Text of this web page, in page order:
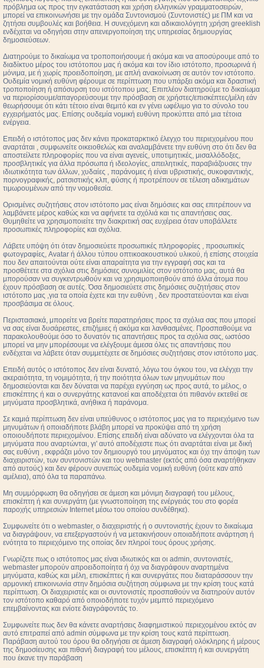
πρόβλημα ως προς την εγκατάσταση και χρήση ελληνικών γραμματοσειρών,
μπορεί να επικοινωνήσει με την ομάδα Συντονισμού (Συντονιστές) με ΠΜ και να
ζητήσει συμβουλές και βοήθεια. Η συνεχόμενη και αδικαιολόγητη χρήση greeklish
ενδέχεται να οδηγήσει στην απενεργοποίηση της υπηρεσίας δημιουργίας
δημοσιεύσεων.
Διατηρούμε το δικαίωμα να τροποποιήσουμε ή ακόμα και να αποσύρουμε από το
διαδίκτυο μέρος του ιστότοπου μας ή ακόμα και τον ίδιο ιστότοπο, προσωρινά ή
μόνιμα, με ή χωρίς προειδοποίηση, με απλή ανακοίνωση σε αυτόν τον ιστότοπο.
Ουδεμία νομική ευθύνη φέρουμε σε περίπτωση που υπάρξει ακόμα και δραστική
τροποποίηση ή απόσυρση του ιστότοπου μας. Επιπλέον διατηρούμε το δικαίωμα
να περιορίσουμε/απαγορεύσουμε την πρόσβαση σε χρήστες/επισκέπτες/μέλη εάν
θεωρήσουμε ότι κάτι τέτοιο είναι θεμιτό και εν γένει ωφέλιμο για το σύνολο του
εγχειρήματός μας. Επίσης ουδεμία νομική ευθύνη προκύπτει από μια τέτοια
ενέργεια.
Επειδή ο ιστότοπος μας δεν κάνει προκαταρκτικό έλεγχο του περιεχομένου που
αναρτάται , συμφωνείτε οικειοθελώς και αναλαμβάνετε την ευθύνη στο ότι δεν θα
αποστείλετε πληροφορίες που να είναι αγενείς, υποτιμητικές, μισαλλόδοξες,
προσβλητικές για άλλα πρόσωπα ή ιδεολογίες, απειλητικές, παραβιάζουσες την
ιδιωτικότητα των άλλων, χυδαίες , παράνομες ή είναι υβριστικής, συκοφαντικής,
πορνογραφικής, ρατσιστικής κλπ, φύσης ή προτρέπουν σε τέλεση αδικημάτων
τιμωρουμένων από την νομοθεσία.
Ορισμένες συζητήσεις στον ιστότοπο μας είναι δημόσιες και σας επιτρέπουν να
λαμβάνετε μέρος καθώς και να αφήνετε τα σχόλιά και τις απαντήσεις σας.
Θυμηθείτε να χρησιμοποιείτε την διακριτική σας ευχέρεια όταν υποβάλλετε
προσωπικές πληροφορίες και σχόλια.
Λάβετε υπόψη ότι όταν δημοσιεύετε προσωπικές πληροφορίες , προσωπικές
φωτογραφίες, Avatar ή άλλου τύπου οπτικοακουστικού υλικού, ή επίσης στοιχεία
που δεν απαιτούνται ούτε είναι απαραίτητα για την εγγραφή σας και τα
προσθέτετε στα σχόλια στις δημόσιες συνομιλίες στον ιστότοπο μας, αυτά θα
μπορούσαν να συγκεντρωθούν και να χρησιμοποιηθούν από άλλα άτομα που
έχουν πρόσβαση σε αυτές. Όσα δημοσιεύετε στις δημόσιες συζητήσεις στον
ιστότοπο μας ,για τα οποία έχετε και την ευθύνη , δεν προστατεύονται και είναι
προσβάσιμα σε όλους.
Περιστασιακά, μπορείτε να βρείτε παρατηρήσεις προς τα σχόλια σας που μπορεί
να σας είναι δυσάρεστες, επιζήμιες ή ακόμα και λανθασμένες. Προσπαθούμε να
παρακολουθούμε όσο το δυνατόν τις απαντήσεις προς τα σχόλια σας, ωστόσο
μπορεί να μην μπορέσουμε να ελέγξουμε άμεσα όλες τις απαντήσεις που
ενδέχεται να λάβετε όταν συμμετέχετε σε δημόσιες συζητήσεις στον ιστότοπο μας.
Επειδή αυτός ο ιστότοπος δεν είναι δυνατό, λόγω του όγκου του, να ελέγχει την
ακεραιότητα, τη νομιμότητα, ή την ποιότητα όλων των μηνυμάτων που
δημοσιεύονται και δεν δύναται να παρέχει εγγύηση ως προς αυτά, το μέλος, ο
επισκέπτης ή και ο συνεργάτης κατανοεί και αποδέχεται ότι πιθανόν εκτεθεί σε
μηνύματα προσβλητικά, ανήθικα ή παράνομα.
Σε καμιά περίπτωση δεν είναι υπεύθυνος ο ιστότοπος μας για το περιεχόμενο των
μηνυμάτων ή οποιαδήποτε βλάβη μπορεί να προκύψει από τη χρήση
οποιουδήποτε περιεχομένου. Επίσης επειδή είναι αδύνατο να ελέγχονται όλα τα
μηνύματα που αναρτώνται, γι' αυτό αποδέχεστε πως ότι αναρτάται είναι με δική
σας ευθύνη , εκφράζει μόνο τον δημιουργό του μηνύματος και όχι την άποψη των
διαχειριστών, των συντονιστών και του webmaster (εκτός από όσα αναρτήθηκαν
από αυτούς) και δεν φέρουν συνεπώς ουδεμία νομική ευθύνη (ούτε καν από
αμέλεια), από όλα τα παραπάνω.
Μη συμμόρφωση θα οδηγήσει σε άμεση και μόνιμη διαγραφή του μέλους,
επισκέπτη ή και συνεργάτη (με γνωστοποίηση της ενέργειάς του στο φορέα
παροχής υπηρεσιών Internet μέσω του οποίου συνδέθηκε).
Συμφωνείτε ότι ο webmaster, ο διαχειριστής ή ο συντονιστής έχουν το δικαίωμα
να διαγράψουν, να επεξεργαστούν ή να μετακινήσουν οποιαδήποτε ανάρτηση ή
ενότητα το περιεχόμενο της οποίας δεν πληροί τους όρους χρήσης.
Γνωρίζετε πως ο ιστότοπος μας είναι ιδιωτικός και οι admin, συντονιστές,
webmaster μπορούν απροειδοποίητα ή όχι να διαγράφουν αναρτημένα
μηνύματα, καθώς και μέλη, επισκέπτες ή και συνεργάτες που διαταράσσουν την
αρμονική επικοινωνία στην δημόσια συζήτηση σύμφωνα με την κρίση τους κατά
περίπτωση. Οι διαχειριστές και οι συντονιστές προσπαθούν να διατηρούν αυτόν
τον ιστότοπο καθαρό από οποιοδήποτε τυχόν μεμπτό περιεχόμενο
επεμβαίνοντας και ενίοτε διαγράφοντάς το.
Συμφωνείτε πως δεν θα κάνετε αναρτήσεις διαφημιστικού περιεχομένου εκτός αν
αυτό επιτραπεί από admin σύμφωνα με την κρίση τους κατά περίπτωση.
Παράβαση αυτού του όρου θα οδηγήσει σε άμεση διαγραφή ολόκληρης ή μέρους
της δημοσίευσης και πιθανή διαγραφή του μέλους, επισκέπτη ή και συνεργάτη
που έκανε την παράβαση